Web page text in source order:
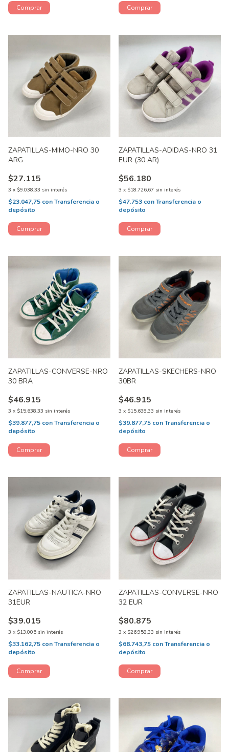
ZAPATILLAS-MIMO-NRO 30
ARG
$27.115
3 x $9.038,33 sin interés
$23.047,75 conTransferencia o
depósito
ZAPATILLAS-ADIDAS-NRO 31
EUR (30 AR)
$56.180
3 x $18.726,67 sin interés
$47.753 conTransferencia o
depósito
ZAPATILLAS-CONVERSE-NRO
30 BRA
$46.915
3 x $15.638,33 sin interés
$39.877,75 conTransferencia o
depósito
ZAPATILLAS-SKECHERS-NRO
30BR
$46.915
3 x $15.638,33 sin interés
$39.877,75 conTransferencia o
depósito
ZAPATILLAS-NAUTICA-NRO
31EUR
$39.015
3 x $13.005 sin interés
$33.162,75 conTransferencia o
depósito
ZAPATILLAS-CONVERSE-NRO
32 EUR
$80.875
3 x $26.958,33 sin interés
$68.743,75 conTransferencia o
depósito